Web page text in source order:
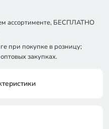
ассортименте, БЕСПЛАТНО
при покупке в розницу;
закупках.